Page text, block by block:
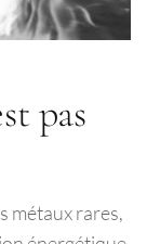
pas
métaux rares,